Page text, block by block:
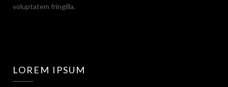
voluptatem fringilla.
LOREM IPSUM